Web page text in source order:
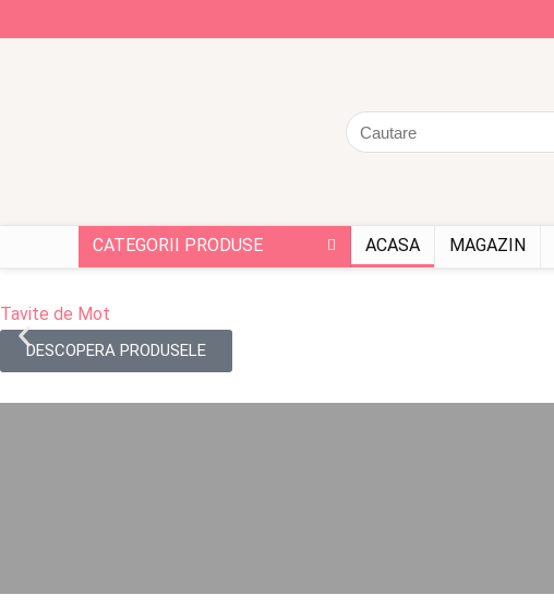
CATEGORII PRODUSE ACASA MAGAZIN
Tavite de Mot
DESCOPERA PRODUSELE